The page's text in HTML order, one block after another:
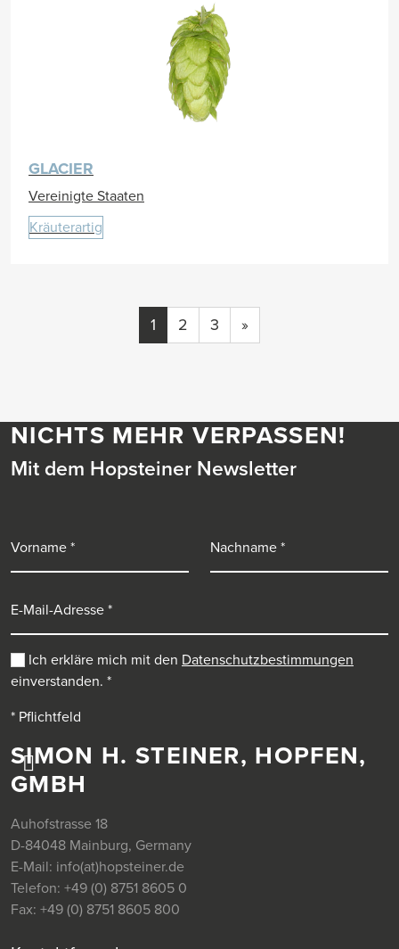
GLACIER
Vereinigte Staaten
Kräuterartig
1 2 3 »
SIMON H. STEINER, HOPFEN,
GMBH
Auhofstrasse 18
D-84048 Mainburg, Germany
E-Mail: info(at)hopsteiner.de
Telefon: +49 (0) 8751 8605 0
Fax: +49 (0) 8751 8605 800
NICHTS MEHR VERPASSEN!
Mit dem Hopsteiner Newsletter
Ich erkläre mich mit den Datenschutzbestimmungen
einverstanden. *
* Pflichtfeld